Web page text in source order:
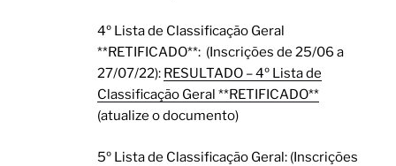
4º Lista de Classificação Geral
**RETIFICADO**: (Inscrições de 25/06 a
27/07/22): RESULTADO – 4º Lista de
Classificação Geral **RETIFICADO**
(atualize o documento)
5º Lista de Classificação Geral: (Inscrições